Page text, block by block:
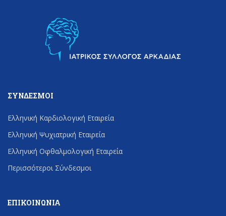
ΣΎΝΔΕΣΜΟΙ
Ελληνική Καρδιολογική Εταιρεία
Ελληνική Ψυχιατρική Εταιρεία
Ελληνική Οφθαλμολογική Εταιρεία
Περισσότεροι Σύνδεσμοι
ΕΠΙΚΟΙΝΩΝΊΑ